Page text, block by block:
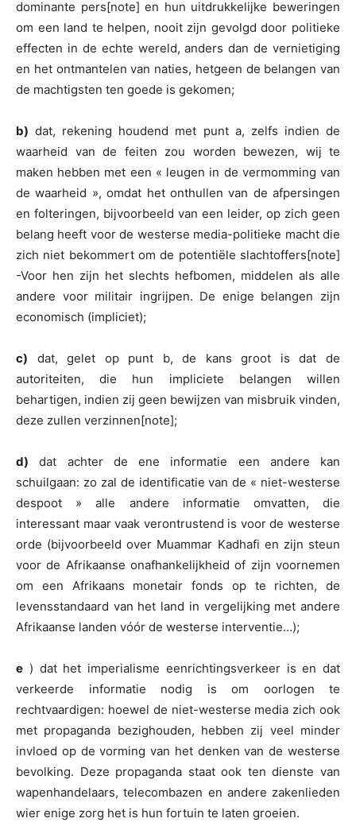
dominante pers[note] en hun uitdrukkelijke beweringen
om een land te helpen, nooit zijn gevolgd door politieke
effecten in de echte wereld, anders dan de vernietiging
en het ontmantelen van naties, hetgeen de belangen van
de machtigsten ten goede is gekomen;
b) dat, rekening houdend met punt a, zelfs indien de
waarheid van de feiten zou worden bewezen, wij te
maken hebben met een « leugen in de vermomming van
de waarheid », omdat het onthullen van de afpersingen
en folteringen, bijvoorbeeld van een leider, op zich geen
belang heeft voor de westerse media-politieke macht die
zich niet bekommert om de potentiële slachtoffers[note]
-Voor hen zijn het slechts hefbomen, middelen als alle
andere voor militair ingrijpen. De enige belangen zijn
economisch (impliciet);
c) dat, gelet op punt b, de kans groot is dat de
autoriteiten, die hun impliciete belangen willen
behartigen, indien zij geen bewijzen van misbruik vinden,
deze zullen verzinnen[note];
d) dat achter de ene informatie een andere kan
schuilgaan: zo zal de identificatie van de « niet-westerse
despoot » alle andere informatie omvatten, die
interessant maar vaak verontrustend is voor de westerse
orde (bijvoorbeeld over Muammar Kadhafi en zijn steun
voor de Afrikaanse onafhankelijkheid of zijn voornemen
om een Afrikaans monetair fonds op te richten, de
levensstandaard van het land in vergelijking met andere
Afrikaanse landen vóór de westerse interventie…);
e ) dat het imperialisme eenrichtingsverkeer is en dat
verkeerde informatie nodig is om oorlogen te
rechtvaardigen: hoewel de niet-westerse media zich ook
met propaganda bezighouden, hebben zij veel minder
invloed op de vorming van het denken van de westerse
bevolking. Deze propaganda staat ook ten dienste van
wapenhandelaars, telecombazen en andere zakenlieden
wier enige zorg het is hun fortuin te laten groeien.